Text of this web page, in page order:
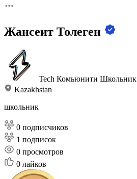
Жансеит Толеген
Tech Комьюнити Школьник
Kazakhstan
школьник
0 подписчиков
1 подписок
0 просмотров
0 лайков